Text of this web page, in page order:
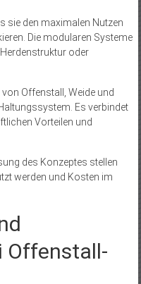
sie den maximalen Nutzen
Die modularen Systeme
oder
Offenstall, Weide und
Es verbindet
Vorteilen und
des Konzeptes stellen
werden und Kosten im
Offenstall-